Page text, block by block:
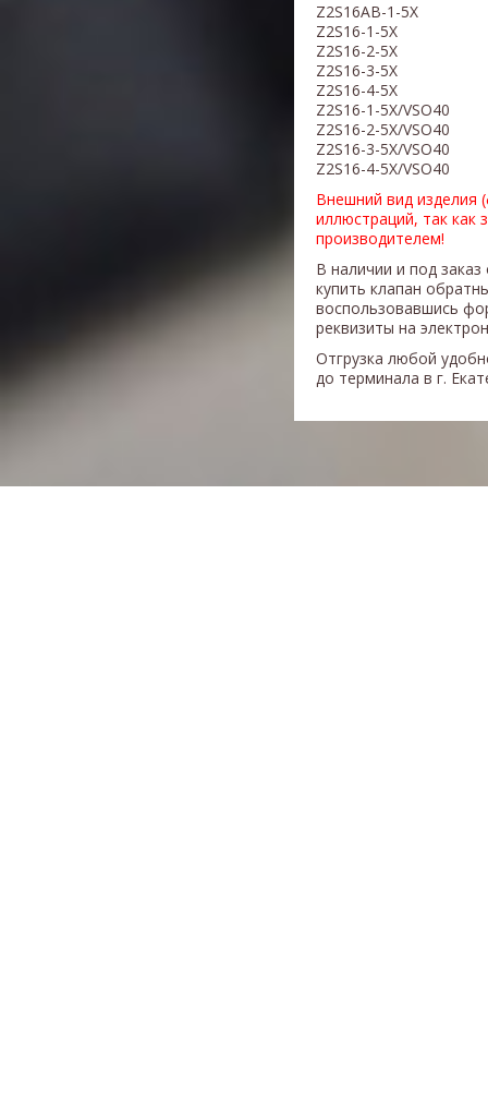
Z2S16AB-1-5X
Z2S16-1-5X
Z2S16-2-5X
Z2S16-3-5X
Z2S16-4-5X
Z2S16-1-5X/VSO40
Z2S16-2-5X/VSO40
Z2S16-3-5X/VSO40
Z2S16-4-5X/VSO40
Внешний вид изделия
иллюстраций, так как
производителем!
В наличии и под
купить клапан
воспользовавшись
реквизиты на
Отгрузка любой
до терминала в г.